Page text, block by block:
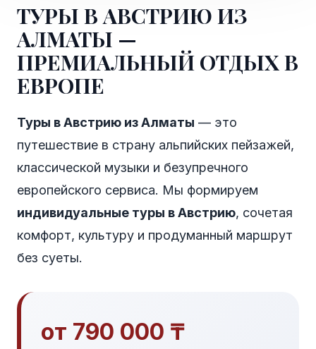
ТУРЫ В АВСТРИЮ ИЗ
АЛМАТЫ —
ПРЕМИАЛЬНЫЙ ОТДЫХ В
ЕВРОПЕ
Туры в Австрию из Алматы — это
путешествие в страну альпийских пейзажей,
классической музыки и безупречного
европейского сервиса. Мы формируем
индивидуальные туры в Австрию, сочетая
комфорт, культуру и продуманный маршрут
без суеты.
от 790 000 ₸